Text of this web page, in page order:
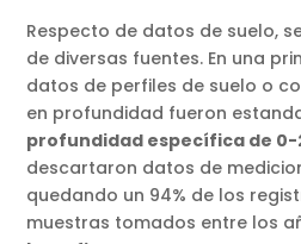
Respecto de datos de suelo,
de diversas fuentes. En una
datos de perfiles de suelo o
en profundidad fueron
profundidad específica de 0-
descartaron datos de
quedando un 94% de los
muestras tomados entre los